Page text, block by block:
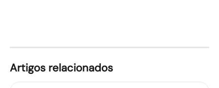
Artigos relacionados